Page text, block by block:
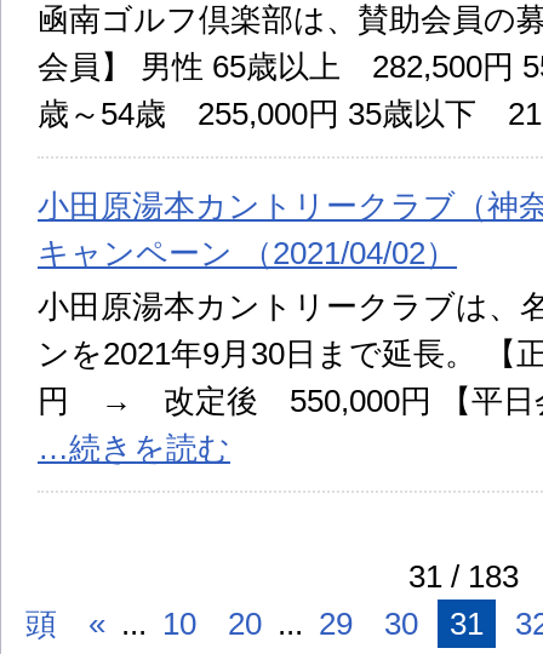
凾南ゴルフ倶楽部は、賛助会員の
会員】 男性 65歳以上 282,500円
歳～54歳 255,000円 35歳以下
小田原湯本カントリークラブ（
キャンペーン （2021/04/02）
小田原湯本カントリークラブは、
ンを2021年9月30日まで延長。
円 → 改定後 550,000円 【平日
…続きを読む
31 / 183
頭
« ... 10 20 ... 29 30 31